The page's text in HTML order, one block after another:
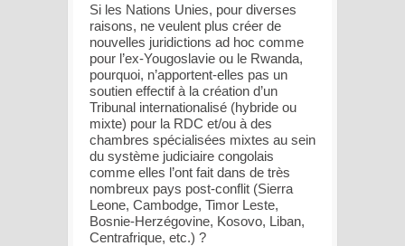
Si les Nations Unies, pour diverses
raisons, ne veulent plus créer de
nouvelles juridictions ad hoc comme
pour l’ex-Yougoslavie ou le Rwanda,
pourquoi, n’apportent-elles pas un
soutien effectif à la création d’un
Tribunal internationalisé (hybride ou
mixte) pour la RDC et/ou à des
chambres spécialisées mixtes au sein
du système judiciaire congolais
comme elles l’ont fait dans de très
nombreux pays post-conflit (Sierra
Leone, Cambodge, Timor Leste,
Bosnie-Herzégovine, Kosovo, Liban,
Centrafrique, etc.) ?